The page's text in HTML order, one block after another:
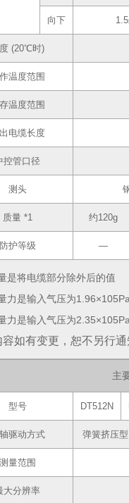
是将电缆部分除外后的值
力是输入气压为
力是输入气压为
容如有变更，恕不另行通
向下
(20℃时)
温度范围
温度范围
电缆长度
控管口径
测头
质量 *1 约120g
防护等级 ―
主
型号 DT512N
驱动方式 弹簧挤压
测量范围
大分辨率